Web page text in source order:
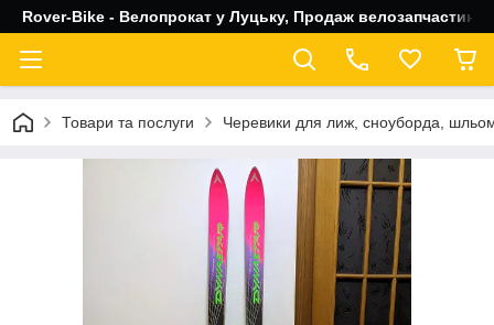
Rover-Bike - Велопрокат у Луцьку, Продаж велозапчастин,
Товари та послуги Черевики для лиж, сноуборда,